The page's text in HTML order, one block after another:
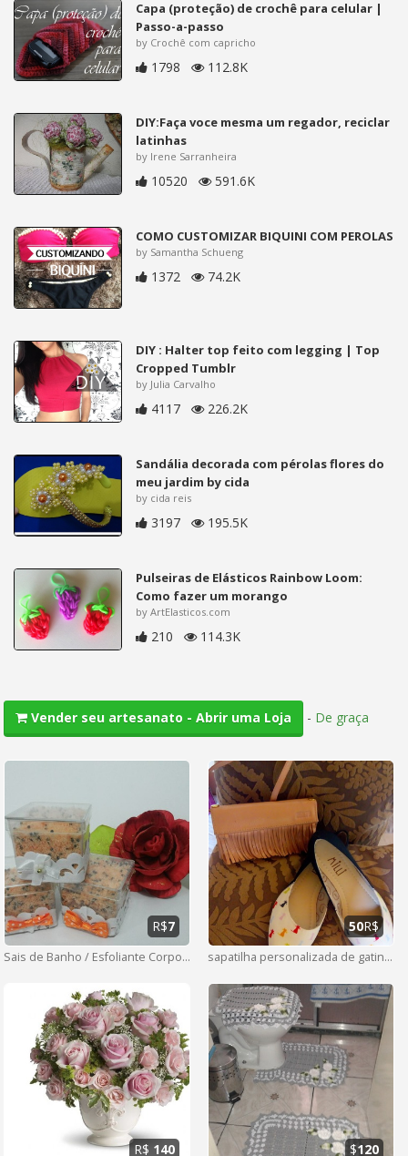
Capa (proteção) de crochê para celular |
Passo-a-passo
by Crochê com capricho
1798 112.8K
DIY:Faça voce mesma um regador, reciclar
latinhas
by Irene Sarranheira
10520 591.6K
COMO CUSTOMIZAR BIQUINI COM PEROLAS
by Samantha Schueng
1372 74.2K
DIY : Halter top feito com legging | Top
Cropped Tumblr
by Julia Carvalho
4117 226.2K
Sandália decorada com pérolas flores do
meu jardim by cida
by cida reis
3197 195.5K
Pulseiras de Elásticos Rainbow Loom:
Como fazer um morango
by ArtElasticos.com
210 114.3K
Vender seu artesanato - Abrir uma Loja - De graça
Sais de Banho / Esfoliante Corporal
R$7
sapatilha personalizada de gatinho
50R$
R$ 140 $120